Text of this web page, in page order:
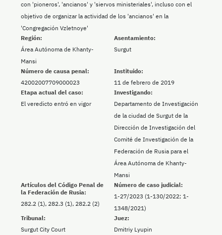
Región:
Área Autónoma de Khanty-
Mansi
Asentamiento:
Surgut
con 'pioneros', 'ancianos' y 'siervos ministeriales', incluso con el
objetivo de organizar la actividad de los 'ancianos' en la
'Congregación Vzletnoye'
Número de causa penal:
42002007709000023
Instituido:
11 de febrero de 2019
Etapa actual del caso:
El veredicto entró en vigor
Investigando:
Departamento de Investigación
de la ciudad de Surgut de la
Dirección de Investigación del
Comité de Investigación de la
Federación de Rusia para el
Área Autónoma de Khanty-
Mansi
Artículos del Código Penal de
la Federación de Rusia:
282.2 (1), 282.3 (1), 282.2 (2)
Número de caso judicial:
1-27/2023 (1-130/2022; 1-
1348/2021)
Tribunal:
Surgut City Court
Juez:
Dmitriy Lyupin